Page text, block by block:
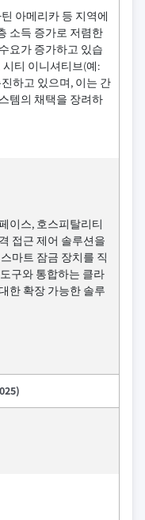
아메리카 등 지역에
소득 증가로 저렴한
요가 증가하고 있습
티 이니셔티브(예:
하고 있으며, 이는 간
템의 채택을 장려하
이스, 호스피탈리티
접근 제어 솔루션을
마트 잠금 장치를 직
구와 통합하는 클라
한 확장 가능한 솔루